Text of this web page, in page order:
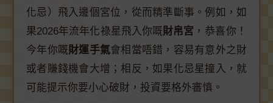
化忌）飛入邊個宮位，從而精準斷事。例如，如
果2026年流年化祿星飛入你嘅財帛宮 ，恭喜你！
今年你嘅財運手氣會相當唔錯，容易有意外之財
或者賺錢機會大增；相反，如果化忌星撞入，就
可能提示你要小心破財，投資要格外審慎。